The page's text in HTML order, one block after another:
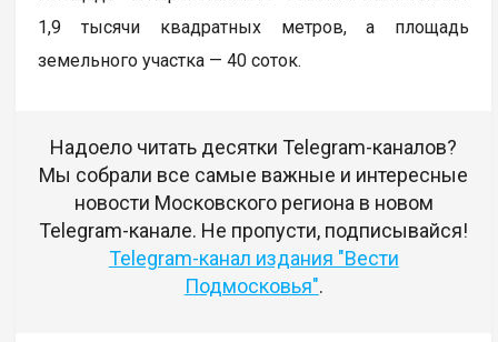
1,9 тысячи квадратных метров, а площадь
земельного участка — 40 соток.
Надоело читать десятки Telegram-каналов?
Мы собрали все самые важные и интересные
новости Московского региона в новом
Telegram-канале. Не пропусти, подписывайся!
Telegram-канал издания "Вести
Подмосковья".